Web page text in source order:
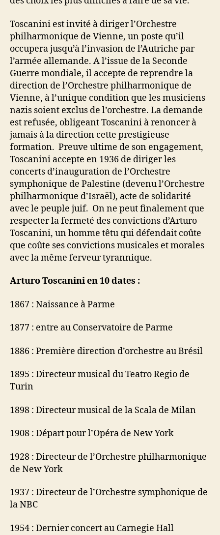
Toscanini est invité à diriger l’Orchestre
philharmonique de Vienne, un poste qu’il
occupera jusqu’à l’invasion de l’Autriche par
l’armée allemande. A l’issue de la Seconde
Guerre mondiale, il accepte de reprendre la
direction de l’Orchestre philharmonique de
Vienne, à l’unique condition que les musiciens
nazis soient exclus de l’orchestre. La demande
est refusée, obligeant Toscanini à renoncer à
jamais à la direction cette prestigieuse
formation. Preuve ultime de son engagement,
Toscanini accepte en 1936 de diriger les
concerts d’inauguration de l’Orchestre
symphonique de Palestine (devenu l’Orchestre
philharmonique d’Israël), acte de solidarité
avec le peuple juif. On ne peut finalement que
respecter la fermeté des convictions d’Arturo
Toscanini, un homme têtu qui défendait coûte
que coûte ses convictions musicales et morales
avec la même ferveur tyrannique.
Arturo Toscanini en 10 dates :
1867 : Naissance à Parme
1877 : entre au Conservatoire de Parme
1886 : Première direction d’orchestre au Brésil
1895 : Directeur musical du Teatro Regio de
Turin
1898 : Directeur musical de la Scala de Milan
1908 : Départ pour l’Opéra de New York
1928 : Directeur de l’Orchestre philharmonique
de New York
1937 : Directeur de l’Orchestre symphonique de
la NBC
1954 : Dernier concert au Carnegie Hall